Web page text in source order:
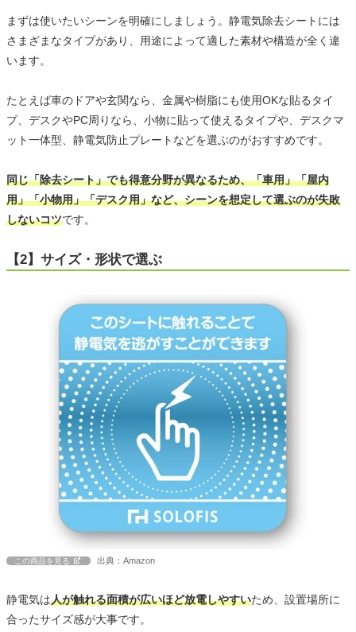
まずは使いたいシーンを明確にしましょう。静電気除去シートには
さまざまなタイプがあり、用途によって適した素材や構造が全く違
います。
たとえば車のドアや玄関なら、金属や樹脂にも使用OKな貼るタイ
プ、デスクやPC周りなら、小物に貼って使えるタイプや、デスクマ
ット一体型、静電気防止プレートなどを選ぶのがおすすめです。
同じ「除去シート」でも得意分野が異なるため、「車用」「屋内
用」「小物用」「デスク用」など、シーンを想定して選ぶのが失敗
しないコツです。
【2】サイズ・形状で選ぶ
この商品を見る 出典：Amazon
静電気は人が触れる面積が広いほど放電しやすいため、設置場所に
合ったサイズ感が大事です。